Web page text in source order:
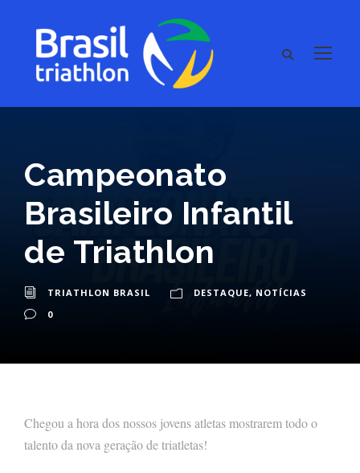
Campeonato
Brasileiro Infantil
de Triathlon
TRIATHLON BRASIL DESTAQUE, NOTÍCIAS
0
Chegou a hora dos nossos jovens atletas mostrarem todo o
talento da nova geração de triatletas!